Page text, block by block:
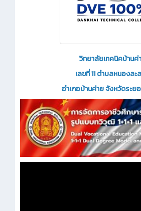
วิทยาลัยเทคนิคบ้านค่
เลขที่ 11 ตำบลหนองละ
อำเภอบ้านค่าย จังหวัดระย